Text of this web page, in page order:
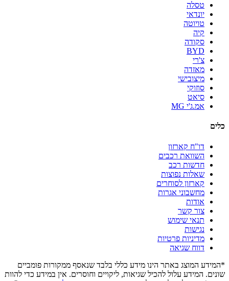
טסלה
יונדאי
טויוטה
קיה
סקודה
BYD
צ'רי
מאזדה
מיצובישי
סוזוקי
סיאט
אמ.ג'י MG
כלים
דו"ח קארזון
השוואת רכבים
חדשות רכב
שאלות נפוצות
קארזון לסוחרים
מחשבוני אגרות
אודות
צור קשר
תנאי שימוש
נגישות
מדיניות פרטיות
דווח שגיאה
*המידע המוצג באתר הינו מידע כללי בלבד שנאסף ממקורות פומביים
שונים. המידע עלול להכיל שגיאות, ליקויים וחוסרים. אין במידע כדי להוות